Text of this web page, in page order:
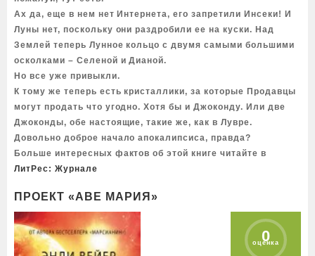
Ах да, еще в нем нет Интернета, его запретили Инсеки! И
Луны нет, поскольку они раздробили ее на куски. Над
Землей теперь Лунное кольцо с двумя самыми большими
осколками – Селеной и Дианой.
Но все уже привыкли.
К тому же теперь есть кристаллики, за которые Продавцы
могут продать что угодно. Хотя бы и Джоконду. Или две
Джоконды, обе настоящие, такие же, как в Лувре.
Довольно доброе начало апокалипсиса, правда?
Больше интересных фактов об этой книге читайте в
ЛитРес: Журнале
ПРОЕКТ «АВЕ МАРИЯ»
0
оценка